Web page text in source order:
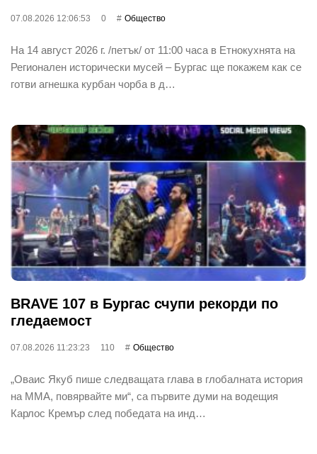
07.08.2026 12:06:53 0 Общество
На 14 август 2026 г. /петък/ от 11:00 часа в Етнокухнята на
Регионален исторически мусей – Бургас ще покажем как се
готви агнешка курбан чорба в д…
BRAVE 107 в Бургас счупи рекорди по
гледаемост
07.08.2026 11:23:23 110 Общество
„Оваис Якуб пише следващата глава в глобалната история
на ММА, повярвайте ми“, са първите думи на водещия
Карлос Кремър след победата на инд…